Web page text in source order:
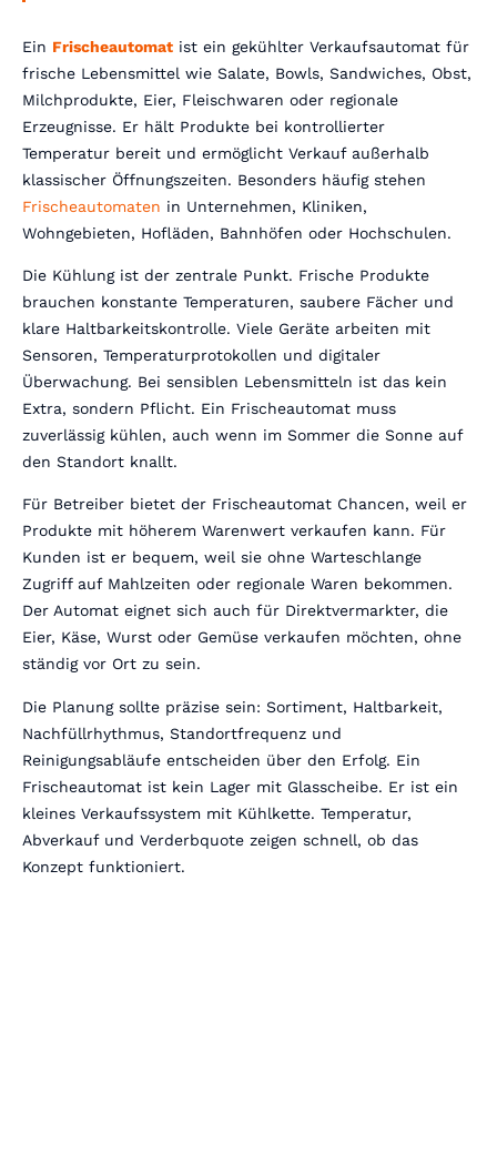
Ein Frischeautomat ist ein gekühlter Verkaufsautomat für
frische Lebensmittel wie Salate, Bowls, Sandwiches, Obst,
Milchprodukte, Eier, Fleischwaren oder regionale
Erzeugnisse. Er hält Produkte bei kontrollierter
Temperatur bereit und ermöglicht Verkauf außerhalb
klassischer Öffnungszeiten. Besonders häufig stehen
Frischeautomaten in Unternehmen, Kliniken,
Wohngebieten, Hofläden, Bahnhöfen oder Hochschulen.
Die Kühlung ist der zentrale Punkt. Frische Produkte
brauchen konstante Temperaturen, saubere Fächer und
klare Haltbarkeitskontrolle. Viele Geräte arbeiten mit
Sensoren, Temperaturprotokollen und digitaler
Überwachung. Bei sensiblen Lebensmitteln ist das kein
Extra, sondern Pflicht. Ein Frischeautomat muss
zuverlässig kühlen, auch wenn im Sommer die Sonne auf
den Standort knallt.
Für Betreiber bietet der Frischeautomat Chancen, weil er
Produkte mit höherem Warenwert verkaufen kann. Für
Kunden ist er bequem, weil sie ohne Warteschlange
Zugriff auf Mahlzeiten oder regionale Waren bekommen.
Der Automat eignet sich auch für Direktvermarkter, die
Eier, Käse, Wurst oder Gemüse verkaufen möchten, ohne
ständig vor Ort zu sein.
Die Planung sollte präzise sein: Sortiment, Haltbarkeit,
Nachfüllrhythmus, Standortfrequenz und
Reinigungsabläufe entscheiden über den Erfolg. Ein
Frischeautomat ist kein Lager mit Glasscheibe. Er ist ein
kleines Verkaufssystem mit Kühlkette. Temperatur,
Abverkauf und Verderbquote zeigen schnell, ob das
Konzept funktioniert.